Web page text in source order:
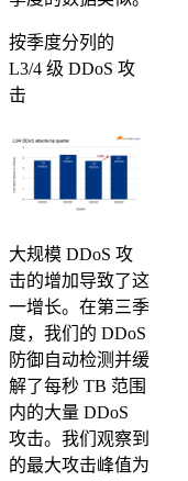
按季度分列的
L3/4 级 DDoS 攻
击
大规模 DDoS 攻
击的增加导致了这
一增长。在第三季
度，我们的 DDoS
防御自动检测并缓
解了每秒 TB 范围
内的大量 DDoS
攻击。我们观察到
的最大攻击峰值为